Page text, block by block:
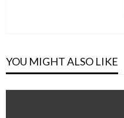
YOU MIGHT ALSO LIKE